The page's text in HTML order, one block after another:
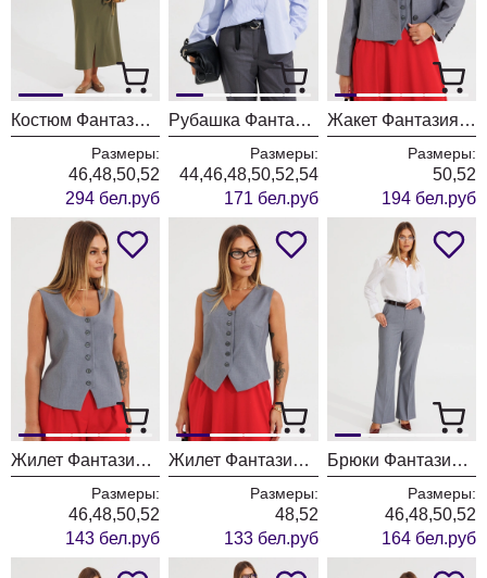
Костюм Фантазия Мод 5523
Размеры:
46,48,50,52
294 бел.руб
Рубашка Фантазия Мод 5504
Размеры:
44,46,48,50,52,54
171 бел.руб
Жакет Фантазия Мод 4867/1
Размеры:
50,52
194 бел.руб
Жилет Фантазия Мод 4879/1
Размеры:
46,48,50,52
143 бел.руб
Жилет Фантазия Мод 4878/1
Размеры:
48,52
133 бел.руб
Брюки Фантазия Мод 4874/1
Размеры:
46,48,50,52
164 бел.руб